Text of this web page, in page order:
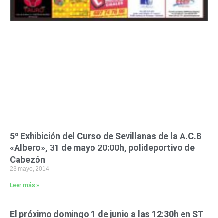
5º Exhibición del Curso de Sevillanas de la A.C.B
«Albero», 31 de mayo 20:00h, polideportivo de
Cabezón
23 mayo, 2014
Leer más »
El próximo domingo 1 de junio a las 12:30h en ST